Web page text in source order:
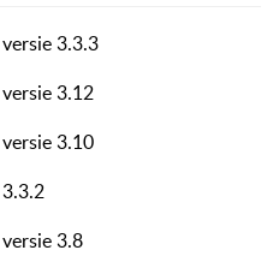
3.3.3
3.12
3.10
3.8